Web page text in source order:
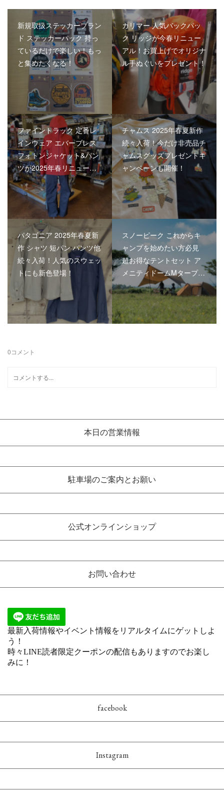
新規取扱ステッカーブラン
ド ステッカーパック 持っ
ているだけで楽しい！もっ
と集めたくなる！
カリマー 人気バックパッ
ク リッジが今春リニュー
アル！お買上げでオリジナ
ル手ぬぐいをプレゼント！
ファイントラック 定番レ
インウェア エバーブレス
フォトンジャケット&パン
ツが2025年春リニュー…
チャムス 2025年春夏新作
続々入荷！今だけ非売品チ
ャムスグッズプレゼントキ
ャンペーンも開催！
パタゴニア 2025年春夏新
作 シャツ 短パン パンツ他
続々入荷！人気のスウェッ
トにも新色登場！
スノーピーク これからキ
ャンプを始めたい方必見
超お得なテントセット ア
メニティドームMタープ…
0コメント
本日の営業情報
駐車場のご案内とお願い
公式オンラインショップ
お問い合わせ
facebook
Instagram